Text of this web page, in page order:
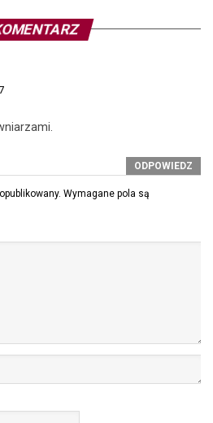
ODPOWIEDZ
Wymagane pola są